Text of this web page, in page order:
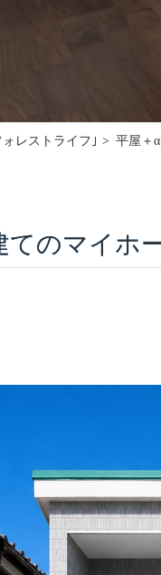
レストライフ｣ 平屋＋
てのマイホ